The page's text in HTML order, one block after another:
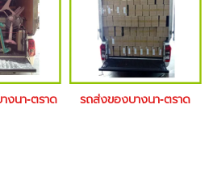
งนา-ตราด รถส่งของบางนา-ตราด